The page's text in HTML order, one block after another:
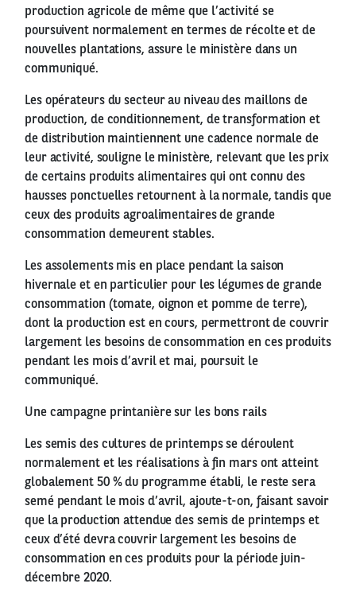
production agricole de même que l’activité se
poursuivent normalement en termes de récolte et de
nouvelles plantations, assure le ministère dans un
communiqué.
Les opérateurs du secteur au niveau des maillons de
production, de conditionnement, de transformation et
de distribution maintiennent une cadence normale de
leur activité, souligne le ministère, relevant que les prix
de certains produits alimentaires qui ont connu des
hausses ponctuelles retournent à la normale, tandis que
ceux des produits agroalimentaires de grande
consommation demeurent stables.
Les assolements mis en place pendant la saison
hivernale et en particulier pour les légumes de grande
consommation (tomate, oignon et pomme de terre),
dont la production est en cours, permettront de couvrir
largement les besoins de consommation en ces produits
pendant les mois d’avril et mai, poursuit le
communiqué.
Une campagne printanière sur les bons rails
Les semis des cultures de printemps se déroulent
normalement et les réalisations à fin mars ont atteint
globalement 50 % du programme établi, le reste sera
semé pendant le mois d’avril, ajoute-t-on, faisant savoir
que la production attendue des semis de printemps et
ceux d’été devra couvrir largement les besoins de
consommation en ces produits pour la période juin-
décembre 2020.